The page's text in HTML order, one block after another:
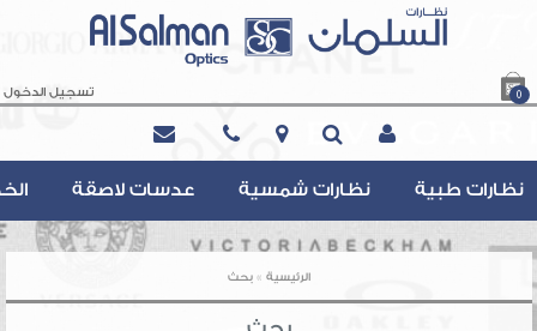
Contact@AlsalmanOptics.com
0 تسجيل الدخول
نظارات طبية نظارات شمسية عدسات لاصقة
الرئيسية »بحث